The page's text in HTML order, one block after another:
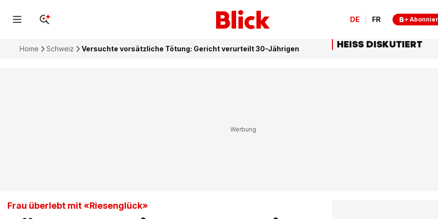
DE FR
Home Schweiz Versuchte vorsätzliche Tötung: Gericht verurteilt 30-Jährigen
Frau überlebt mit «Riesenglück»
HEISS DISKUTIERT